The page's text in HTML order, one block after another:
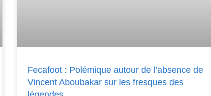
Fecafoot : Polémique autour de l’absence de
Vincent Aboubakar sur les fresques des